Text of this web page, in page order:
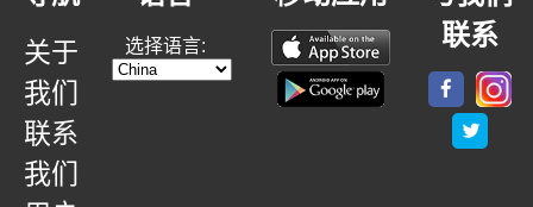
关于
我们
联系
我们
选择语言:
联系